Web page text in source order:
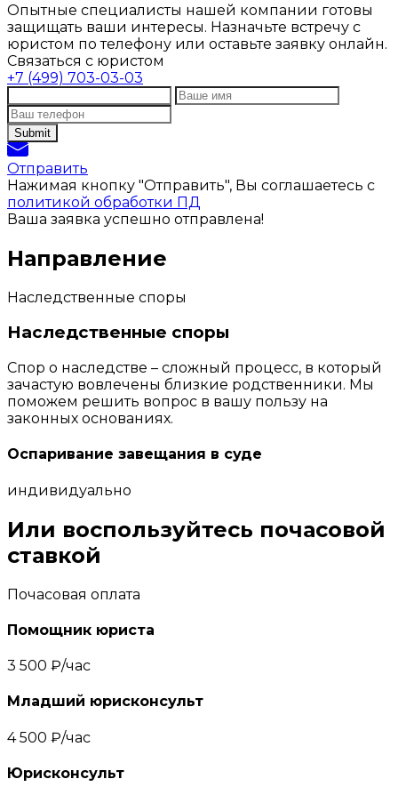
Опытные специалисты нашей компании готовы
защищать ваши интересы. Назначьте встречу с
юристом по телефону или оставьте заявку онлайн.
Связаться с юристом
+7 (499) 703-03-03
Отправить
Нажимая кнопку "Отправить", Вы соглашаетесь с
политикой обработки ПД
Ваша заявка успешно отправлена!
Направление
Наследственные споры
Наследственные споры
Спор о наследстве – сложный процесс, в который
зачастую вовлечены близкие родственники. Мы
поможем решить вопрос в вашу пользу на
законных основаниях.
Оспаривание завещания в суде
индивидуально
Или воспользуйтесь почасовой
ставкой
Почасовая оплата
Помощник юриста
3 500 ₽/час
Младший юрисконсульт
4 500 ₽/час
Юрисконсульт